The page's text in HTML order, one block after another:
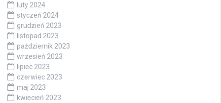
luty 2024
styczeń 2024
grudzień 2023
listopad 2023
październik 2023
wrzesień 2023
lipiec 2023
czerwiec 2023
maj 2023
kwiecień 2023